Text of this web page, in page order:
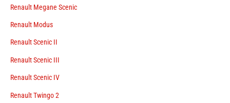
Renault Megane Scenic
Renault Modus
Renault Scenic II
Renault Scenic III
Renault Scenic IV
Renault Twingo 2